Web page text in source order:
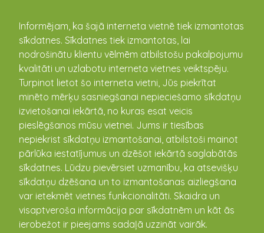
Informējam, ka šajā interneta vietnē tiek izmantotas
sīkdatnes. Sīkdatnes tiek izmantotas, lai
nodrošinātu klientu vēlmēm atbilstošu pakalpojumu
kvalitāti un uzlabotu interneta vietnes veiktspēju.
Turpinot lietot šo interneta vietni, Jūs piekrītat
minēto mērķu sasniegšanai nepieciešamo sīkdatņu
izvietošanai iekārtā, no kuras esat veicis
pieslēgšanos mūsu vietnei. Jums ir tiesības
nepiekrist sīkdatņu izmantošanai, atbilstoši mainot
pārlūka iestatījumus un dzēšot iekārtā saglabātās
sīkdatnes. Lūdzu pievērsiet uzmanību, ka atsevišķu
sīkdatņu dzēšana un to izmantošanas aizliegšana
var ietekmēt vietnes funkcionalitāti. Skaidra un
visaptveroša informācija par sīkdatnēm un kāt ās
ierobežot ir pieejams sadaļā uzzināt vairāk.
kandava.lv
Zigurds Megnis
Zigurds Megniskā aktīvs un
sabiedrisks iedzīvotājs
veicinājis Kandavas
novada attīstību, gan
regulāri izsakot
priekšlikumus novada
labiekārtošanā, gan
veicinot patriotisko audzināšanu jaunatnei. Kopš
2009.gada vada Kandavas novada pensionāru biedrību.
Būdams pensionāru biedrības priekšsēdētājs, Zigurds
Megnis aktīvi iesaistījās par Kandavas novada